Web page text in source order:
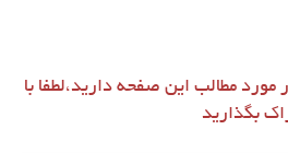
مورد مطالب این صفحه دارید،لطفا با
بگذارید